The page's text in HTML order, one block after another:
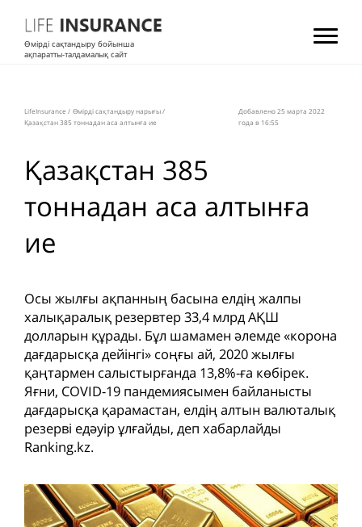
Өмірді сақтандыру бойынша
ақпаратты-талдамалық сайт
LifeInsurance / Өмірді сақтандыру нарығы/
Қазақстан 385 тоннадан аса алтынға ие
Добавлено 25 мартa 2022
года в 16:55
Қазақстан 385
тоннадан аса алтынға
ие
Осы жылғы ақпанның басына елдің жалпы
халықаралық резервтер 33,4 млрд АҚШ
долларын құрады. Бұл шамамен әлемде «корона
дағдарысқа дейінгі» соңғы ай, 2020 жылғы
қаңтармен салыстырғанда 13,8%-ға көбірек.
Яғни, COVID-19 пандемиясымен байланысты
дағдарысқа қарамастан, елдің алтын валюталық
резерві едәуір ұлғайды, деп хабарлайды
Ranking.kz.